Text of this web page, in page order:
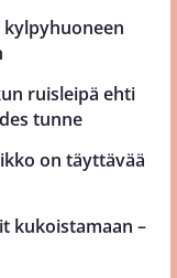
kylpyhuoneen
ruisleipä ehti
tunne
on täyttävää
kukoistamaan –